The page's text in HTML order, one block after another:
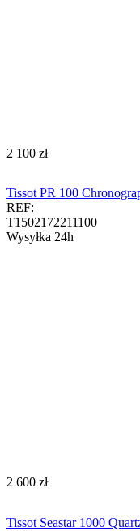
‍2 100‍ zł
Tissot PR 100
REF:
T1502172211100
Wysyłka 24h
‍2 600‍ zł
Tissot Seastar 1000